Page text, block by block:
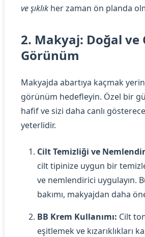
ve şıklık her zaman ön planda
2. Makyaj: Doğal ve
Görünüm
Makyajda abartıya kaçmak
görünüm hedefleyin. Özel bir
hafif ve sizi daha canlı
yeterlidir.
Cilt Temizliği ve
cilt tipinize uygun bir
ve nemlendirici uygulayın.
bakımı, makyajdan daha
BB Krem Kullanımı: Cilt
eşitlemek ve kızarıklıkları